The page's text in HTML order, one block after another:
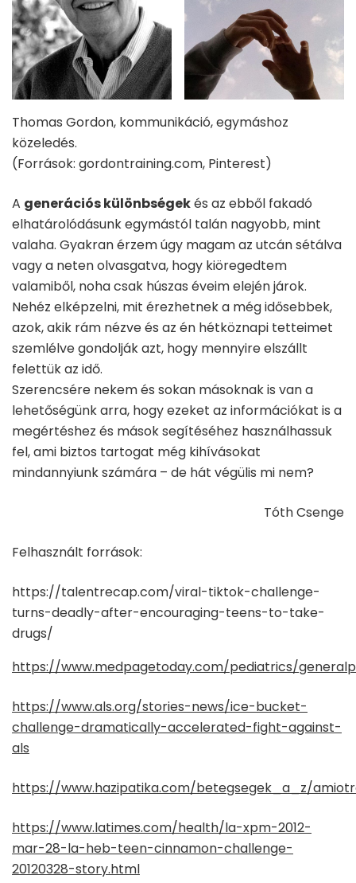
Thomas Gordon, kommunikáció, egymáshoz
közeledés.
(Források: gordontraining.com, Pinterest)
A generációs különbségekés az ebből fakadó
elhatárolódásunk egymástól talán nagyobb, mint
valaha. Gyakran érzem úgy magam az utcán sétálva
vagy a neten olvasgatva, hogy kiöregedtem
valamiből, noha csak húszas éveim elején járok.
Nehéz elképzelni, mit érezhetnek a még idősebbek,
azok, akik rám nézve és az én hétköznapi tetteimet
szemlélve gondolják azt, hogy mennyire elszállt
felettük az idő.
Szerencsére nekem és sokan másoknak is van a
lehetőségünk arra, hogy ezeket az információkat is a
megértéshez és mások segítéséhez használhassuk
fel, ami biztos tartogat még kihívásokat
mindannyiunk számára – de hát végülis mi nem?
Tóth Csenge
Felhasznált források:
https://talentrecap.com/viral-tiktok-challenge-
turns-deadly-after-encouraging-teens-to-take-
drugs/
https://www.medpagetoday.com/pediatrics/
https://www.als.org/stories-news/ice-bucket-
challenge-dramatically-accelerated-fight-against-
als
https://www.hazipatika.com/betegsegek_a_z/
https://www.latimes.com/health/la-xpm-2012-
mar-28-la-heb-teen-cinnamon-challenge-
20120328-story.html